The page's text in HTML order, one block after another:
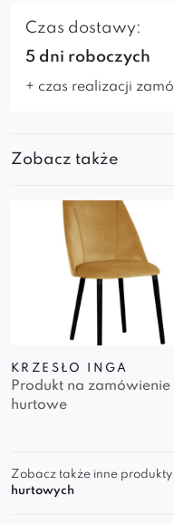
Czas dostawy:
5 dni roboczych
+ czas realizacji
Zobacz także
KRZESŁO INGA
Produkt na zamówienie
hurtowe
Zobacz także inne
hurtowych